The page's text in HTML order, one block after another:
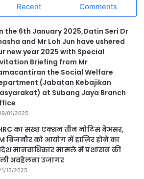
Recent Comments
the 6th January 2025,Datin Seri Dr
and Mr Loh Jun have ushered
new year 2025 with Special
Briefing from Mr
the Social Welfare
(Jabatan Kebajikan
at Subang Jaya Branch
01/2025
का सख्त एक्शन तीन नोटिस बेअसर,
बिजनौर को आयोग में हाज़िर होने का
मानवाधिकार मामले में प्रशासन की
अवहेलना उजागर
12/2025